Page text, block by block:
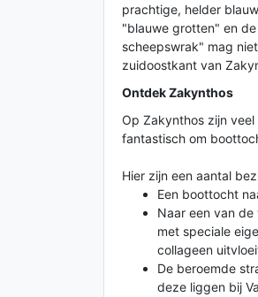
prachtige, helder
"blauwe grotten" en
scheepswrak" mag
zuidoostkant van
Ontdek Zakynthos
Op Zakynthos zijn
fantastisch om
Hier zijn een aantal
Een boottocht
Naar een van
met speciale
collageen
De beroemde
deze liggen bij